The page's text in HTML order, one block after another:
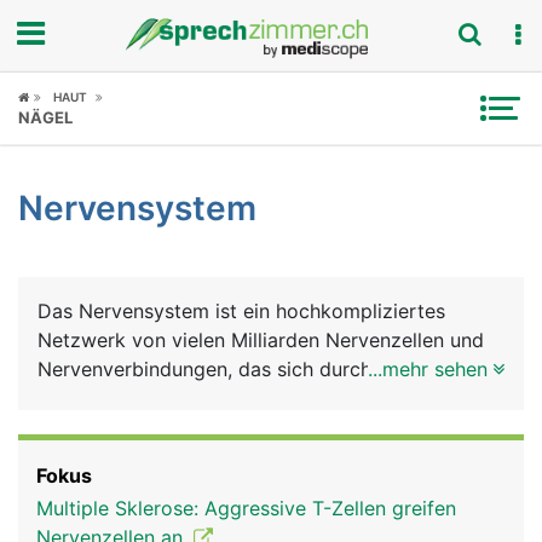
Fokus
Symptome
News
Rubriken
HAUT
NÄGEL
Nervensystem
Das Nervensystem ist ein hochkompliziertes
Netzwerk von vielen Milliarden Nervenzellen und
Nervenverbindungen, das sich durch den ganzen
und unbewussten Körperfunktionen steuert und
aufeinander abstimmt. Das Gehirn ist dabei die
...mehr sehen
Fokus
Multiple Sklerose: Aggressive T-Zellen greifen
Nervenzellen an